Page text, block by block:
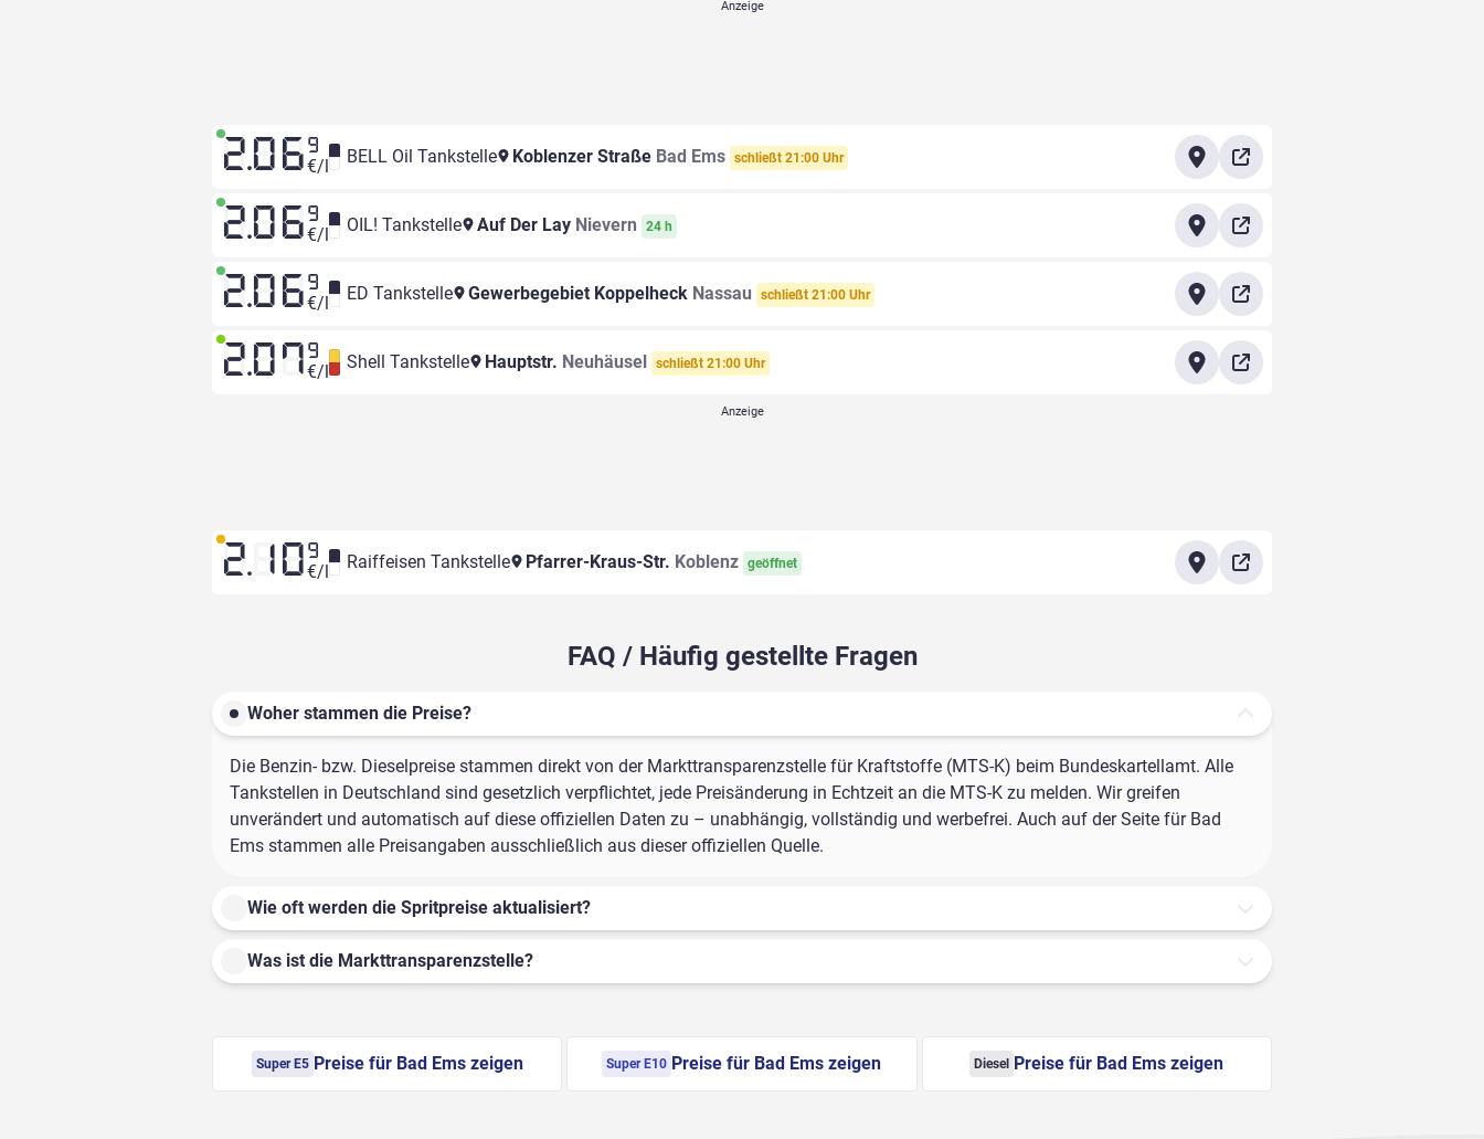
2.06 9
€/l BELL Oil Tankstelle Koblenzer Straße Bad Ems schließt 21:00 Uhr
2.06 9
€/l OIL! Tankstelle Auf Der Lay Nievern 24 h
2.06 9
€/l ED Tankstelle Gewerbegebiet Koppelheck Nassau schließt 21:00 Uhr
2.07 9
€/l Shell Tankstelle Hauptstr. Neuhäusel schließt 21:00 Uhr
2.10 9
€/l Raiffeisen Tankstelle Pfarrer-Kraus-Str. Koblenz geöffnet
FAQ / Häufig gestellte Fragen
Woher stammen die Preise?
Die Benzin- bzw. Dieselpreise stammen direkt von der Markttransparenzstelle für Kraftstoffe (MTS-K) beim Bundeskartellamt. Alle
Tankstellen in Deutschland sind gesetzlich verpflichtet, jede Preisänderung in Echtzeit an die MTS-K zu melden. Wir greifen
unverändert und automatisch auf diese offiziellen Daten zu – unabhängig, vollständig und werbefrei. Auch auf der Seite für Bad
Ems stammen alle Preisangaben ausschließlich aus dieser offiziellen Quelle.
Wie oft werden die Spritpreise aktualisiert?
Was ist die Markttransparenzstelle?
Super E5 Preise für Bad Ems zeigen Super E10 Preise für Bad Ems zeigen Diesel Preise für Bad Ems zeigen